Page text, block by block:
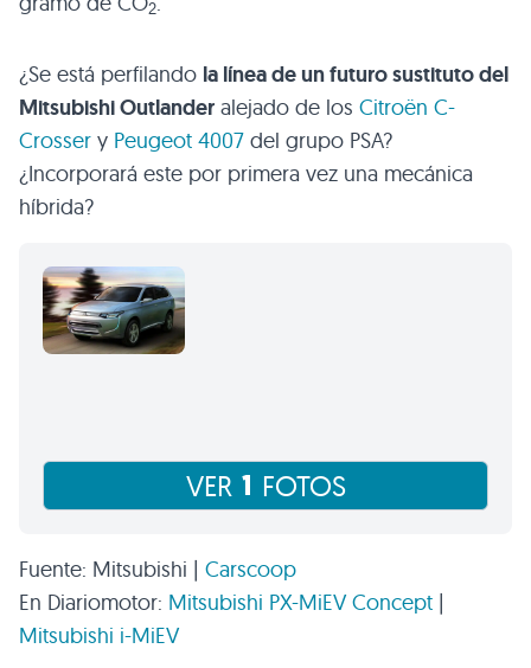
2
¿Se está perfilando la línea de un futuro sustituto del
Mitsubishi Outlander alejado de los Citroën C-
Crosser y Peugeot 4007 del grupo PSA?
¿Incorporará este por primera vez una mecánica
híbrida?
VER 1 FOTOS
Fuente: Mitsubishi | Carscoop
En Diariomotor: Mitsubishi PX-MiEV Concept |
Mitsubishi i-MiEV